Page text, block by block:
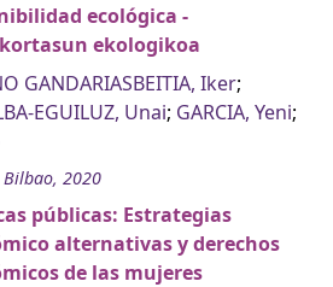
ecológica -
ekologikoa
GANDARIASBEITIA, Iker;
EGUILUZ, Unai; GARCIA, Yeni;
Bilbao, 2020
públicas: Estrategias
alternativas y derechos
de las mujeres